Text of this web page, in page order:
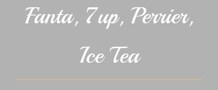
Fanta, 7up, Perrier,
Ice Tea